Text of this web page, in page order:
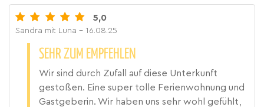
5,0
Sandra mit Luna - 16.08.25
SEHR ZUM EMPFEHLEN
Wir sind durch Zufall auf diese Unterkunft
gestoßen. Eine super tolle Ferienwohnung und
Gastgeberin. Wir haben uns sehr wohl gefühlt,